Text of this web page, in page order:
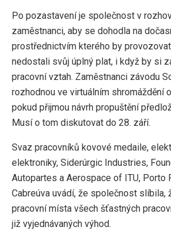
Po pozastavení je společnost v
zaměstnanci, aby se dohodla na
prostřednictvím kterého by
nedostali svůj úplný plat, i když by si
pracovní vztah. Zaměstnanci závodu
rozhodnou ve virtuálním shromáždění
pokud přijmou návrh propuštění
Musí o tom diskutovat do 28. září.
Svaz pracovníků kovové medaile,
elektroniky, Siderúrgic Industries,
Autopartes a Aerospace of ITU, Porto
Cabreúva uvádí, že společnost slíbila,
pracovní místa všech šťastných
již vyjednávaných výhod.